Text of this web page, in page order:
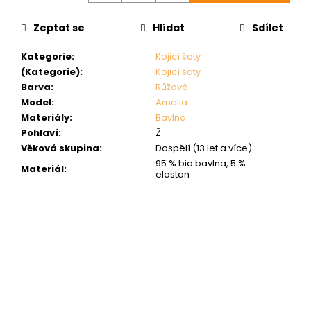
Kategorie:
Kojicí šaty
(Kategorie):
Kojicí šaty
Barva:
Růžová
Model:
Amelia
Materiály:
Bavlna
Pohlaví:
Ž
Věková skupina:
Dospělí (13 let a více)
Materiál:
95 % bio bavlna, 5 %
elastan
Zeptat se Hlídat Sdílet